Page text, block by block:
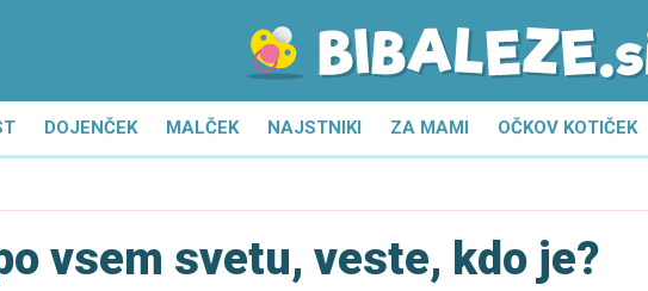
DOJENČEK MALČEK NAJSTNIKI ZA MAMI OČKOV KOTIČEK
vsem svetu, veste, kdo je?